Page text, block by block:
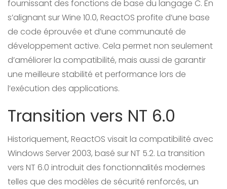
fournissant des fonctions de base du langage C. En
s’alignant sur Wine 10.0, ReactOS profite d’une base
de code éprouvée et d’une communauté de
développement active. Cela permet non seulement
d’améliorer la compatibilité, mais aussi de garantir
une meilleure stabilité et performance lors de
l’exécution des applications.
Transition vers NT 6.0
Historiquement, ReactOS visait la compatibilité avec
Windows Server 2003, basé sur NT 5.2. La transition
vers NT 6.0 introduit des fonctionnalités modernes
telles que des modèles de sécurité renforcés, un